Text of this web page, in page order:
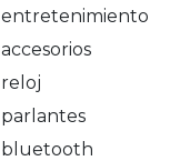
entretenimiento
accesorios
reloj
parlantes
bluetooth